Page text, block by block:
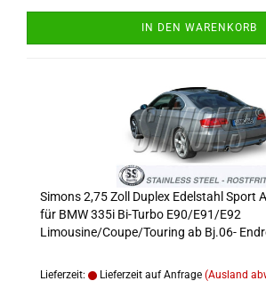
IN DEN WARENKORB
Simons 2,75 Zoll Duplex Edelstahl Sport
für BMW 335i Bi-Turbo E90/E91/E92
Limousine/Coupe/Touring ab Bj.06-
Lieferzeit: Lieferzeit auf Anfrage (Ausland